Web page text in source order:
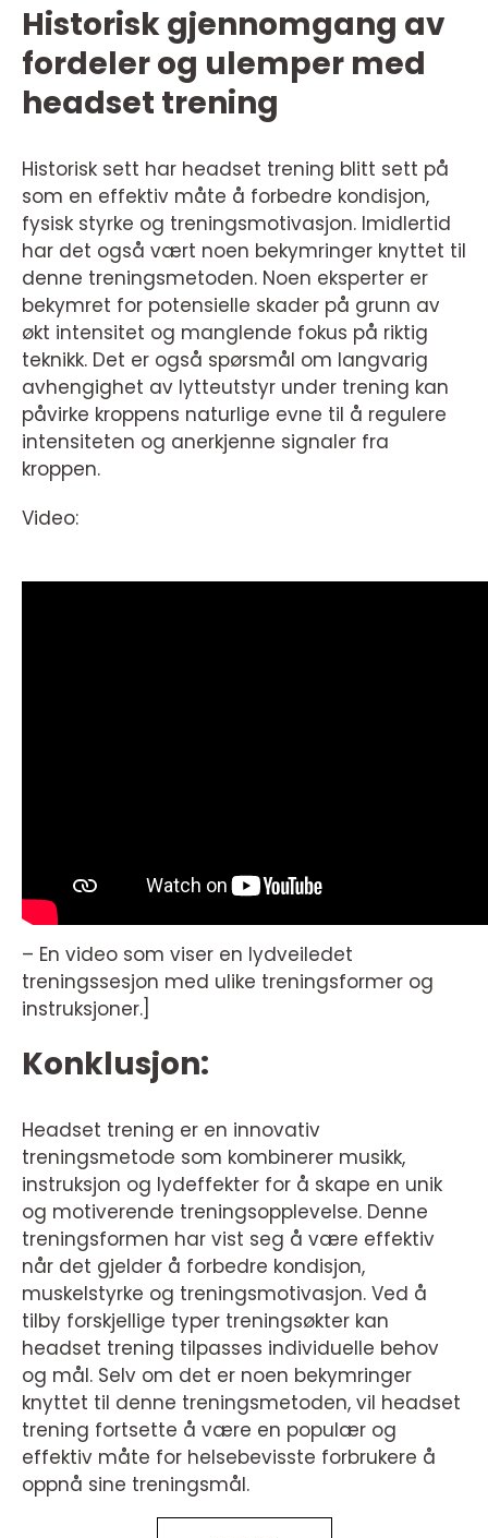
Historisk gjennomgang av
fordeler og ulemper med
headset trening
Historisk sett har headset trening blitt sett på
som en effektiv måte å forbedre kondisjon,
fysisk styrke og treningsmotivasjon. Imidlertid
har det også vært noen bekymringer knyttet til
denne treningsmetoden. Noen eksperter er
bekymret for potensielle skader på grunn av
økt intensitet og manglende fokus på riktig
teknikk. Det er også spørsmål om langvarig
avhengighet av lytteutstyr under trening kan
påvirke kroppens naturlige evne til å regulere
intensiteten og anerkjenne signaler fra
kroppen.
Video:
– En video som viser en lydveiledet
treningssesjon med ulike treningsformer og
instruksjoner.]
Konklusjon:
Headset trening er en innovativ
treningsmetode som kombinerer musikk,
instruksjon og lydeffekter for å skape en unik
og motiverende treningsopplevelse. Denne
treningsformen har vist seg å være effektiv
når det gjelder å forbedre kondisjon,
muskelstyrke og treningsmotivasjon. Ved å
tilby forskjellige typer treningsøkter kan
headset trening tilpasses individuelle behov
og mål. Selv om det er noen bekymringer
knyttet til denne treningsmetoden, vil headset
trening fortsette å være en populær og
effektiv måte for helsebevisste forbrukere å
oppnå sine treningsmål.